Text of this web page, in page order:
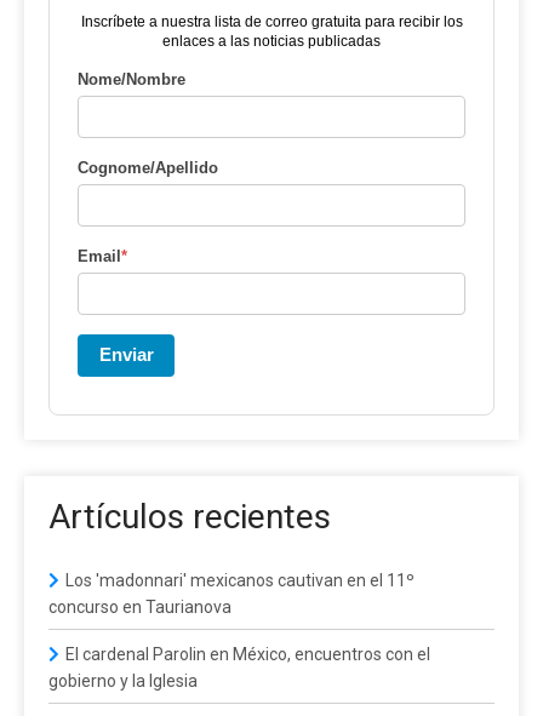
Inscríbete a nuestra lista de correo gratuita para recibir los
enlaces a las noticias publicadas
Nome/Nombre
Cognome/Apellido
Email*
Enviar
Artículos recientes
Los 'madonnari' mexicanos cautivan en el 11º
concurso en Taurianova
El cardenal Parolin en México, encuentros con el
gobierno y la Iglesia